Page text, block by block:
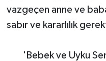
vazgeçen anne ve
sabır ve kararlılık
'Bebek ve Uyku